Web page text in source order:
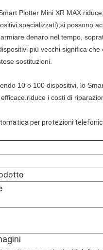
Plotter Mini XR MAX
specializzati),si possono
denaro nel tempo,
più vecchi significa
sostituzioni.
10 o 100 dispositivi, lo
i costi di